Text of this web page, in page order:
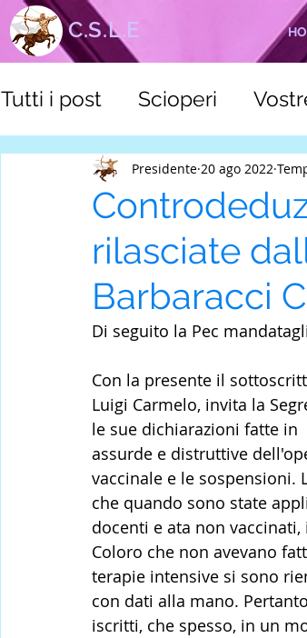
C.S.L.E
Tutti i post Scioperi
Tutela scuola
rilasciate
Barbaracci
Presidente 20 ago 2022
Di seguito la Pec
Con la presente il
Luigi Carmelo, invita la
le sue dichiarazioni fatte in
assurde e distruttive
vaccinale e le sospensioni.
che quando sono state
docenti e ata non
Coloro che non avevano
terapie intensive si sono
con dati alla mano.
iscritti, che spesso, in un